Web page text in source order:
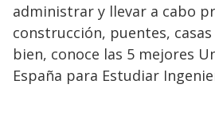
administrar y llevar a cabo
construcción, puentes,
bien, conoce las 5 mejores
España para Estudiar